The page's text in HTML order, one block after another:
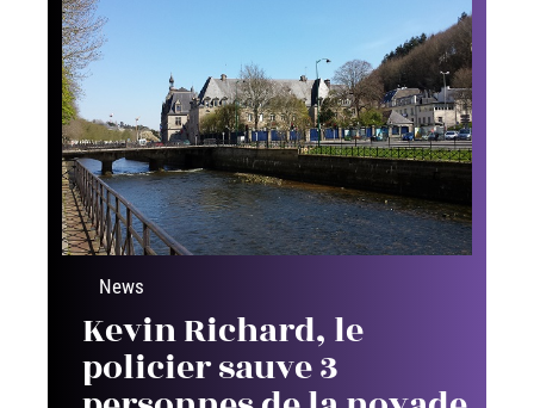
News
Kevin Richard, le
policier sauve 3